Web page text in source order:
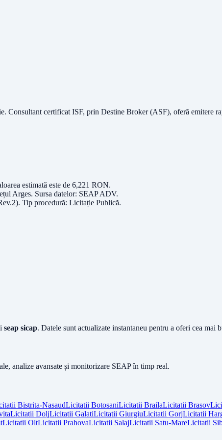
Consultant certificat ISF, prin Destine Broker (ASF), oferă emitere
estimată este de 6,221 RON.
Arges. Sursa datelor: SEAP ADV.
. Tip procedură: Licitație Publică.
seap sicap. Datele sunt actualizate instantaneu pentru a oferi cea mai
analize avansate și monitorizare SEAP în timp real.
Bistrita-NasaudLicitatii BotosaniLicitatii BrailaLicitatii Brasov
Licitatii DoljLicitatii GalatiLicitatii GiurgiuLicitatii GorjLicitatii
Licitatii OltLicitatii PrahovaLicitatii SalajLicitatii Satu-MareLicitatii